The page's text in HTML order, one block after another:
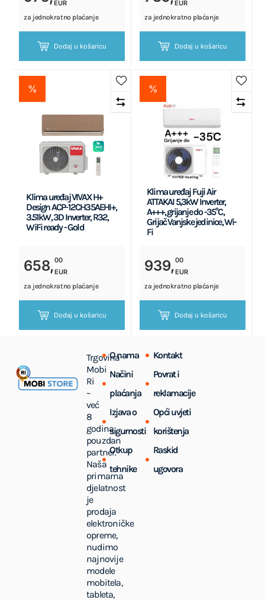
EUR
za jednokratno plaćanje
Dodaj u košaricu
EUR
za jednokratno plaćanje
Dodaj u košaricu
%
Klima uređaj VIVAX H+
Design ACP-12CH35AEHI+,
3.51kW, 3D Inverter, R32,
WiFi ready - Gold
658,00
EUR
za jednokratno plaćanje
Dodaj u košaricu
%
Klima uređaj Fuji Air
ATTAKAI 5,3kW Inverter,
A+++, grijanje do -35°C,
Grijač Vanjske jedinice, Wi-
Fi
939,00
EUR
za jednokratno plaćanje
Dodaj u košaricu
Trgovina
Mobi
Ri
–
već
8
godina
pouzdan
partner.
Naša
primarna
djelatnost
je
prodaja
elektroničke
opreme,
nudimo
najnovije
modele
mobitela,
tableta,
O nama
Kontakt
Načini
plaćanja
Povrat i
reklamacije
Izjava o
sigurnosti
Opći uvjeti
korištenja
Otkup
tehnike
Raskid
ugovora